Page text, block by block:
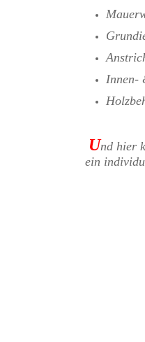
Innen-
Und hier
ein